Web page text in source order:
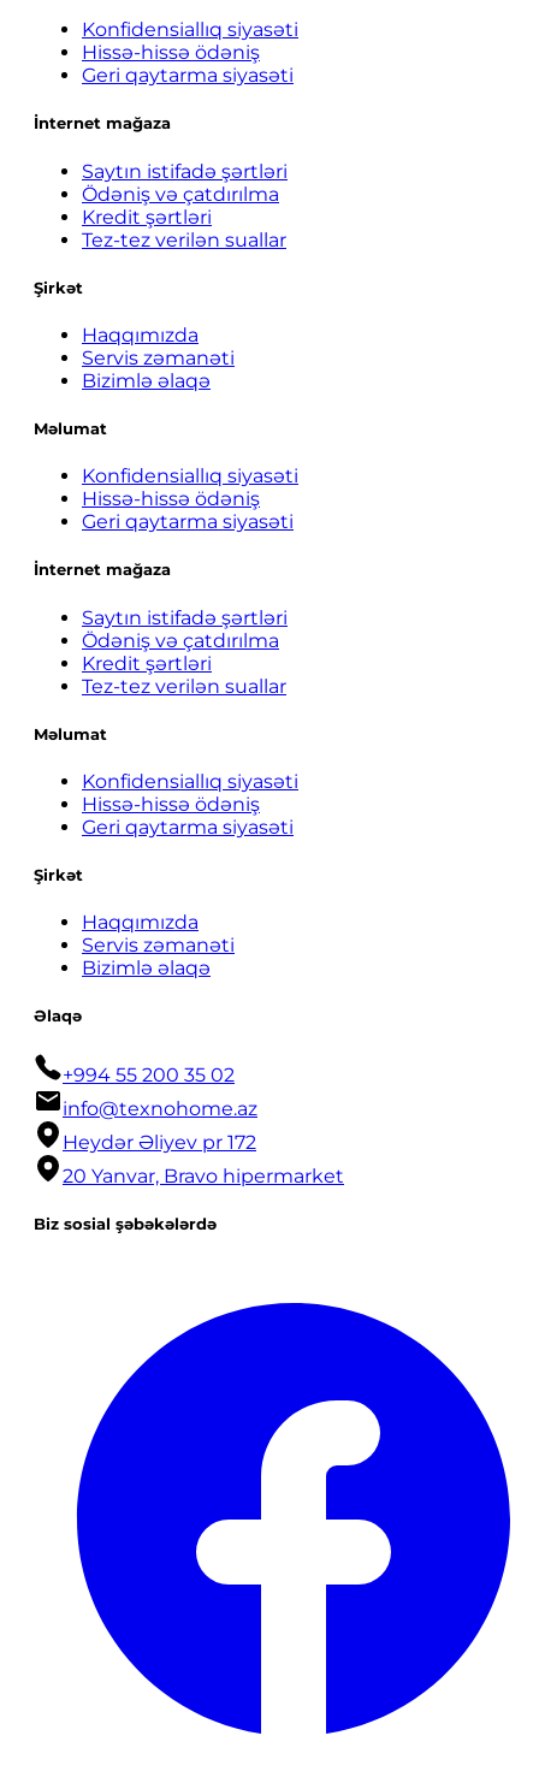
Konfidensiallıq siyasəti
Hissə-hissə ödəniş
Geri qaytarma siyasəti
İnternet mağaza
Saytın istifadə şərtləri
Ödəniş və çatdırılma
Kredit şərtləri
Tez-tez verilən suallar
Şirkət
Haqqımızda
Servis zəmanəti
Bizimlə əlaqə
Məlumat
Konfidensiallıq siyasəti
Hissə-hissə ödəniş
Geri qaytarma siyasəti
İnternet mağaza
Saytın istifadə şərtləri
Ödəniş və çatdırılma
Kredit şərtləri
Tez-tez verilən suallar
Məlumat
Konfidensiallıq siyasəti
Hissə-hissə ödəniş
Geri qaytarma siyasəti
Şirkət
Haqqımızda
Servis zəmanəti
Bizimlə əlaqə
Əlaqə
+994 55 200 35 02
info@texnohome.az
Heydər Əliyev pr 172
20 Yanvar, Bravo hipermarket
Biz sosial şəbəkələrdə